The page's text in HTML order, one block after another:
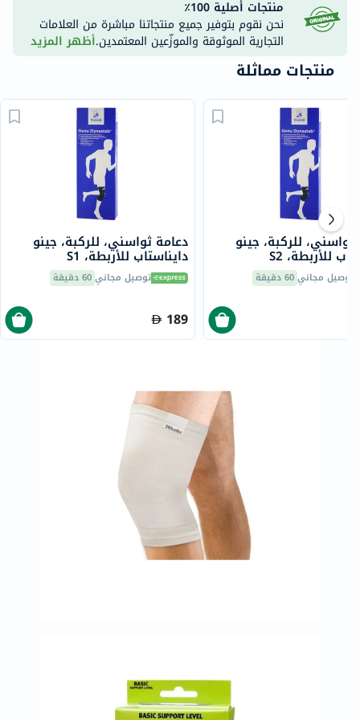
منتجات أصلية 100٪
نحن نقوم بتوفير جميع منتجاتنا مباشرة من العلامات
التجارية الموثوقة والموزّعين المعتمدين.أظهر المزيد
منتجات مماثلة
دعامة ثواسني، للركبة، جينو
دايناستاب للأربطة، S1
23700501توصيل مجاني 60 دقيقة
189
للركبة، جينو
دايناستاب للأربطة، S2
توصيل مجاني60 دقيقة